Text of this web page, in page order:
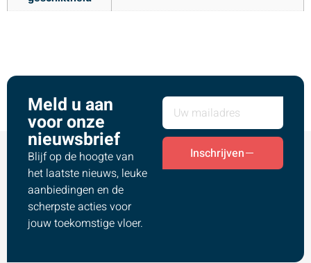
Meld u aan
voor onze
nieuwsbrief
Blijf op de hoogte van
het laatste nieuws, leuke
aanbiedingen en de
scherpste acties voor
jouw toekomstige vloer.
Inschrijven